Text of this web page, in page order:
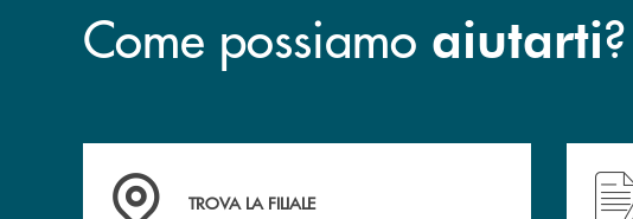
Come possiamo aiutarti?
Accedi all' elenco completo delle filiali .
TROVA LA FILIALE
Hai